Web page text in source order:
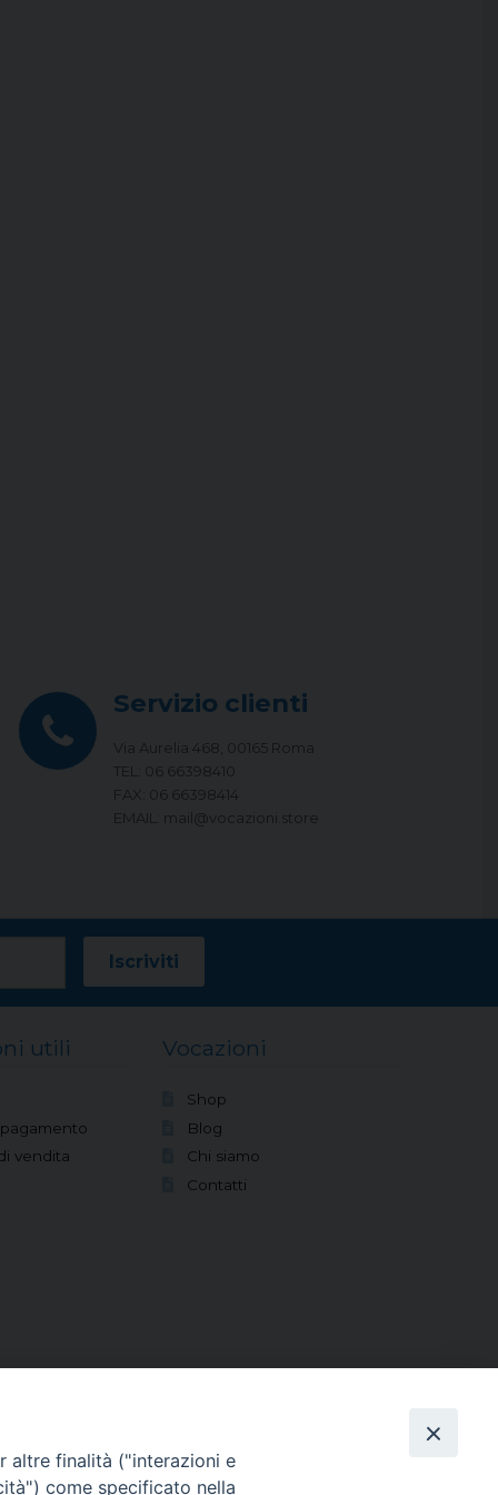
Servizio clienti
Via Aurelia 468, 00165 Roma
TEL: 06 66398410
FAX: 06 66398414
EMAIL: mail@vocazioni.store
utili
vendita
Vocazioni
Shop
Blog
Chi siamo
Contatti
altre finalità ("interazioni e
come specificato nella